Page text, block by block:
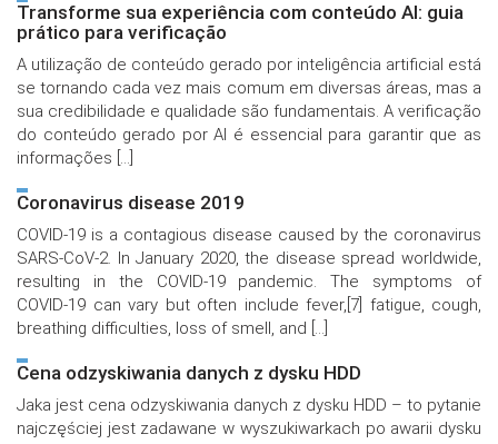
Transforme sua experiência com conteúdo AI: guia
prático para verificação
A utilização de conteúdo gerado por inteligência artificial está
se tornando cada vez mais comum em diversas áreas, mas a
sua credibilidade e qualidade são fundamentais. A verificação
do conteúdo gerado por AI é essencial para garantir que as
informações […]
Coronavirus disease 2019
COVID-19 is a contagious disease caused by the coronavirus
SARS-CoV-2. In January 2020, the disease spread worldwide,
resulting in the COVID-19 pandemic. The symptoms of
COVID‑19 can vary but often include fever,[7] fatigue, cough,
breathing difficulties, loss of smell, and […]
Cena odzyskiwania danych z dysku HDD
Jaka jest cena odzyskiwania danych z dysku HDD – to pytanie
najczęściej jest zadawane w wyszukiwarkach po awarii dysku